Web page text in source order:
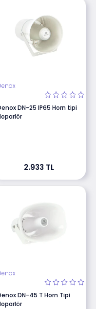
DN-25 IP65 Horn tipi
2.933 TL
DN-45 T Horn Tipi